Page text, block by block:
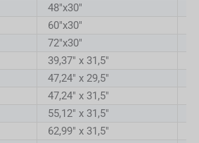
48"x30"
60"x30"
72"x30"
39,37" x 31,5"
47,24" x 29,5"
47,24" x 31,5"
55,12" x 31,5"
62,99" x 31,5"